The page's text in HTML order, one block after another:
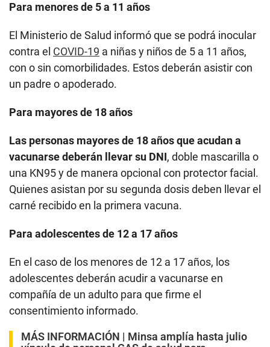
Para menores de 5 a 11 años
El Ministerio de Salud informó que se podrá inocular
contra el COVID-19 a niñas y niños de 5 a 11 años,
con o sin comorbilidades. Estos deberán asistir con
un padre o apoderado.
Para mayores de 18 años
Las personas mayores de 18 años que acudan a
vacunarse deberán llevar su DNI, doble mascarilla o
una KN95 y de manera opcional con protector facial.
Quienes asistan por su segunda dosis deben llevar el
carné recibido en la primera vacuna.
Para adolescentes de 12 a 17 años
En el caso de los menores de 12 a 17 años, los
adolescentes deberán acudir a vacunarse en
compañía de un adulto para que firme el
consentimiento informado.
MÁS INFORMACIÓN | Minsa amplía hasta julio